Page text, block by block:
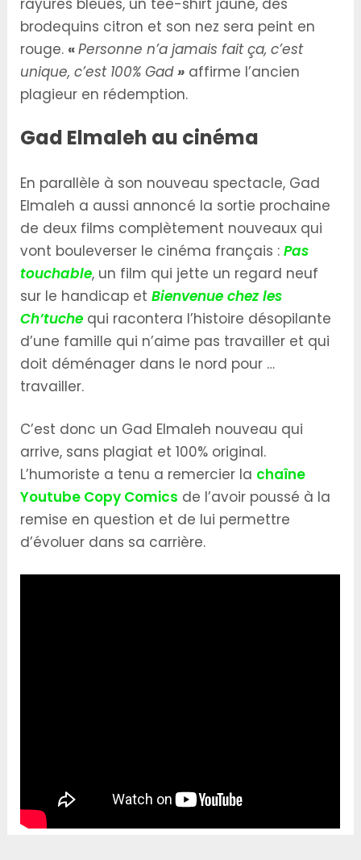
rayures bleues, un tee-shirt jaune, des
brodequins citron et son nez sera peint en
rouge. «Personne n’a jamais fait ça, c’est
unique, c’est 100% Gad» affirme l’ancien
plagieur en rédemption.
Gad Elmaleh au cinéma
En parallèle à son nouveau spectacle, Gad
Elmaleh a aussi annoncé la sortie prochaine
de deux films complètement nouveaux qui
vont bouleverser le cinéma français :Pas
touchable, un film qui jette un regard neuf
sur le handicap etBienvenue chez les
Ch’tuche qui racontera l’histoire désopilante
d’une famille qui n’aime pas travailler et qui
doit déménager dans le nord pour …
travailler.
C’est donc un Gad Elmaleh nouveau qui
arrive, sans plagiat et 100% original.
L’humoriste a tenu a remercier la chaîne
Youtube Copy Comics de l’avoir poussé à la
remise en question et de lui permettre
d’évoluer dans sa carrière.